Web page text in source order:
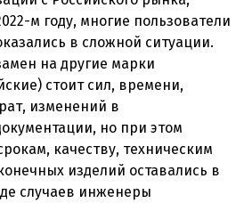
м году, многие пользователи
в сложной ситуации.
на другие марки
стоит сил, времени,
изменений в
но при этом
качеству, техническим
изделий оставались в
случаев инженеры